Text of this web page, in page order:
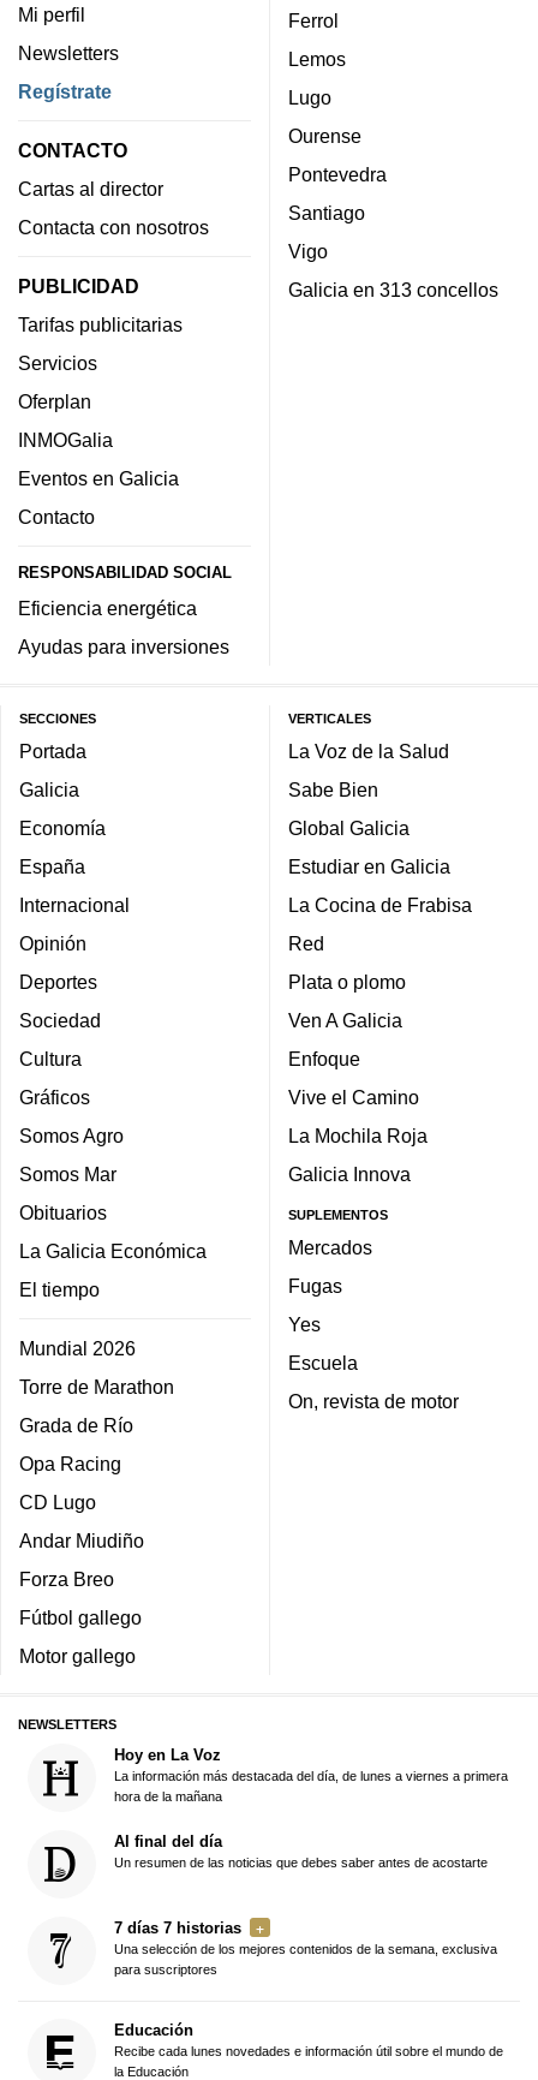
Mi perfil
Newsletters
Regístrate
CONTACTO
Cartas al director
Contacta con nosotros
PUBLICIDAD
Tarifas publicitarias
Servicios
Oferplan
INMOGalia
Eventos en Galicia
Contacto
RESPONSABILIDAD SOCIAL
Eficiencia energética
Ayudas para inversiones
Ferrol
Lemos
Lugo
Ourense
Pontevedra
Santiago
Vigo
Galicia en 313 concellos
SECCIONES
Portada
Galicia
Economía
España
Internacional
Opinión
Deportes
Sociedad
Cultura
Gráficos
Somos Agro
Somos Mar
Obituarios
La Galicia Económica
El tiempo
Mundial 2026
Torre de Marathon
Grada de Río
Opa Racing
CD Lugo
Andar Miudiño
Forza Breo
Fútbol gallego
Motor gallego
VERTICALES
La Voz de la Salud
Sabe Bien
Global Galicia
Estudiar en Galicia
La Cocina de Frabisa
Red
Plata o plomo
Ven A Galicia
Enfoque
Vive el Camino
La Mochila Roja
Galicia Innova
SUPLEMENTOS
Mercados
Fugas
Yes
Escuela
On, revista de motor
NEWSLETTERS
Hoy en La Voz
La información más destacada del día, de lunes a viernes a primera
hora de la mañana
Al final del día
Un resumen de las noticias que debes saber antes de acostarte
7 días 7 historias
Una selección de los mejores contenidos de la semana, exclusiva
para suscriptores
Educación
Recibe cada lunes novedades e información útil sobre el mundo de
la Educación